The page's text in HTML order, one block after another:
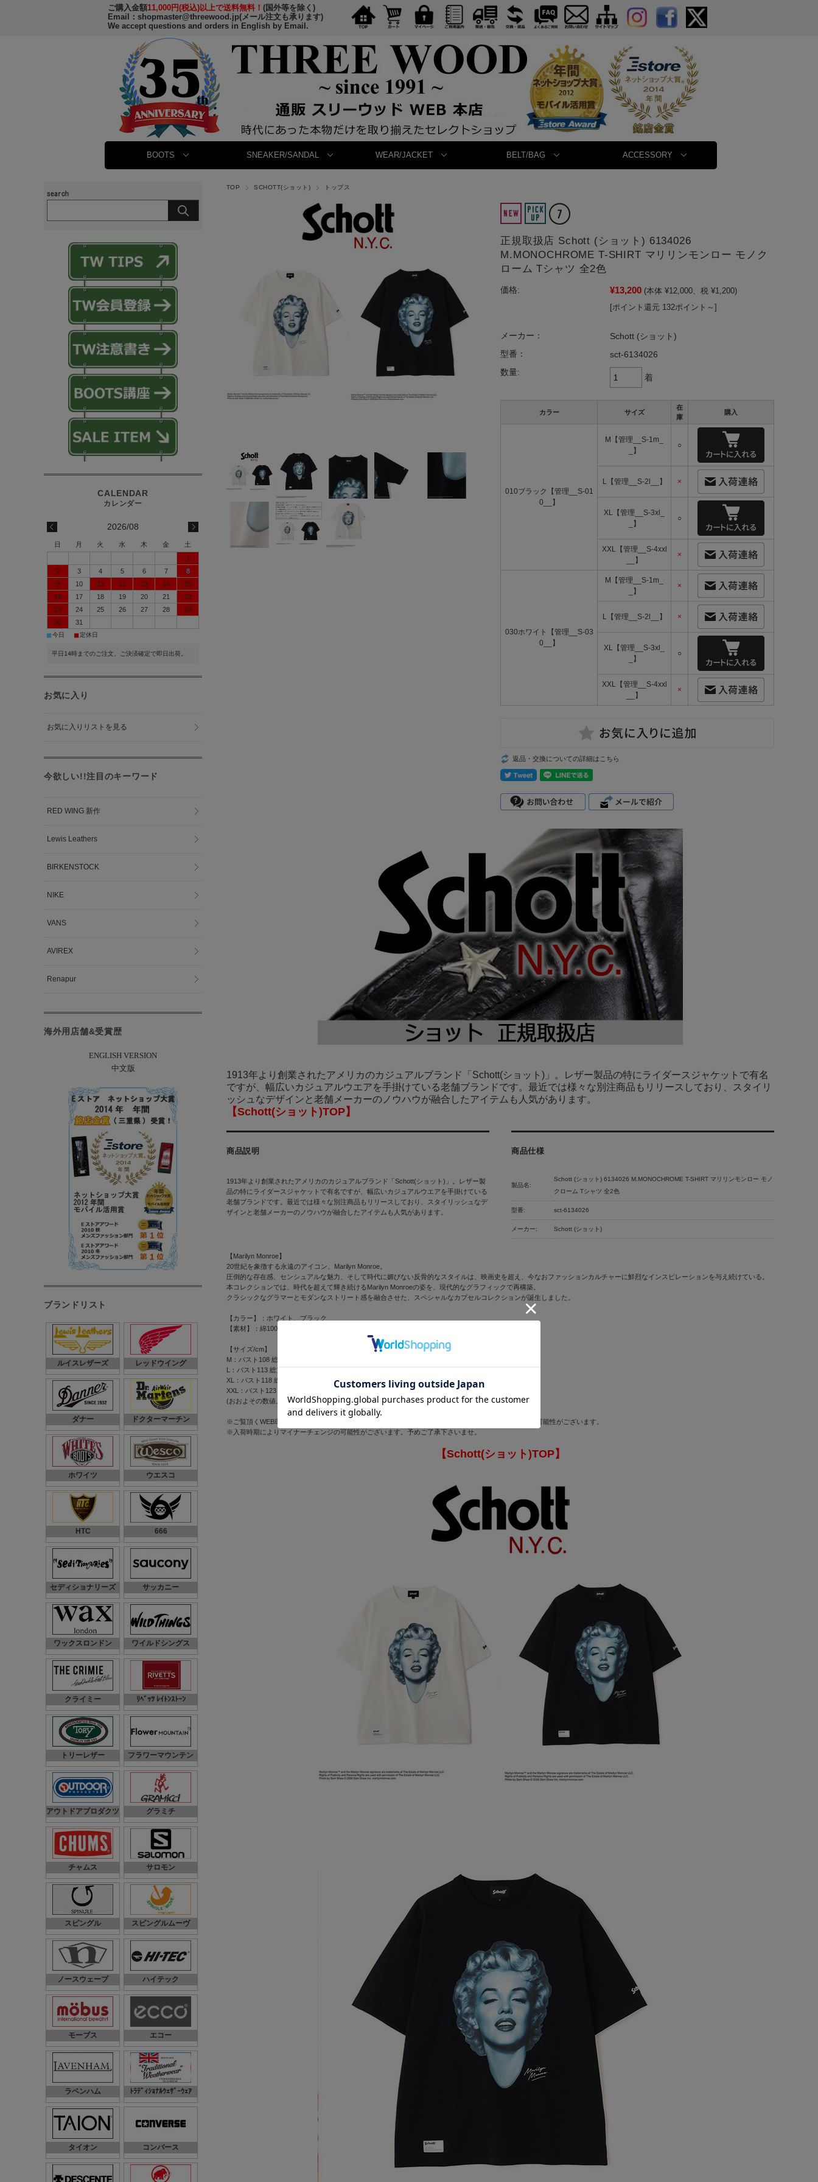
ご購入金額11,000円(税込)以上で送料無料！ (国外等を除く)
Email： shopmaster@threewood.jp(メール注文も承ります)
We accept questions and orders in English by Email.
BOOTS SNEAKER/SANDAL WEAR/JACKET BELT/BAG ACCESSORY
TOP SCHOTT(ショット) トップス
正規取扱店 Schott (ショット) 6134026
M.MONOCHROME T-SHIRT マリリンモンロー モノク
ローム Tシャツ 全2色
価格: ¥13,200 (本体 ¥12,000、税 ¥1,200)
[ポイント還元 132ポイント～]
メーカー：
Schott (ショット)
型番：
sct-6134026
数量:
着
カラー サイズ
在
庫
購入
010ブラック【管理__S-01
0__】
M【管理__S-1m_
_】
○
L【管理__S-2l__】 ×
XL【管理__S-3xl_
_】
○
XXL【管理__S-4xxl
__】
×
030ホワイト【管理__S-03
0__】
M【管理__S-1m_
_】
×
L【管理__S-2l__】 ×
XL【管理__S-3xl_
_】
○
XXL【管理__S-4xxl
__】
×
返品・交換についての詳細はこちら
1913年より創業されたアメリカのカジュアルブランド「Schott(ショット)」。レザー製品の特にライダースジャケットで有名
ですが、幅広いカジュアルウエアを手掛けている老舗ブランドです。最近では様々な別注商品もリリースしており、スタイリ
ッシュなデザインと老舗メーカーのノウハウが融合したアイテムも人気があります。
【Schott(ショット)TOP】
商品説明
1913年より創業されたアメリカのカジュアルブランド「Schott(ショット)」。レザー製
品の特にライダースジャケットで有名ですが、幅広いカジュアルウエアを手掛けている
老舗ブランドです。最近では様々な別注商品もリリースしており、スタイリッシュなデ
ザインと老舗メーカーのノウハウが融合したアイテムも人気があります。
商品仕様
製品名:
Schott (ショット) 6134026 M.MONOCHROME T-SHIRT マリリンモンロー モノ
クローム Tシャツ 全2色
型番: sct-6134026
メーカー: Schott (ショット)
【Marilyn Monroe】
20世紀を象徴する永遠のアイコン、Marilyn Monroe。
圧倒的な存在感、センシュアルな魅力、そして時代に媚びない反骨的なスタイルは、映画史を超え、今なおファッションカルチャーに鮮烈なインスピレーションを与え続けている。
本コレクションでは、時代を超えて輝き続けるMarilyn Monroeの姿を、現代的なグラフィックで再構築。
クラシックなグラマーとモダンなストリート感を融合させた、スペシャルなカプセルコレクションが誕生しました。
【カラー】：ホワイト、ブラック
【素材】：綿100%
【サイズ/cm】
M：バスト108 総丈66 肩幅48 袖丈21.5
L：バスト113 総丈69 肩幅50 袖丈22.5
XL：バスト118 総丈72 肩幅52 袖丈23.5
XXL：バスト123 総丈73.5 肩幅54 袖丈24.5
(おおよその数値。)
※ご覧頂くWEB環境(PC・スマートフォンの画面設定)によりまして、色の見え方や色彩が実物と異なる可能性がございます。
※入荷時期によりマイナーチェンジの可能性がございます。予めご了承下さいませ。
【Schott(ショット)TOP】
2026/08
日 月 火 水 木 金
土
1
2
3 4 5 6 7
8
9
10 11 12 13 14
15
16
17 18 19 20 21
22
23
24 25 26 27 28
29
30
31
■今日 ■ 定休日
平日14時までのご注文、ご決済確定で即日出荷。
お気に入り
お気に入りリストを見る
今欲しい!!注目のキーワード
RED WING 新作
Lewis Leathers
BIRKENSTOCK
NIKE
VANS
AVIREX
Renapur
海外用店舗&受賞歴
ENGLISH VERSION
中文版
ブランドリスト
ルイスレザーズ レッドウイング
ダナー ドクターマーチン
ホワイツ ウエスコ
HTC 666
セディショナリーズ サッカニー
ワックスロンドン ワイルドシングス
クライミー ﾘﾍﾞｯﾂ ﾚｲﾄﾝｽﾄｰﾝ
トリーレザー フラワーマウンテン
アウトドアプロダクツ グラミチ
チャムス サロモン
スピングル スピングルムーヴ
ノースウェーブ ハイテック
モーブス エコー
ラベンハム ﾄﾗﾃﾞｨｼｮﾅﾙｳｪｻﾞｰｳｪｱ
タイオン コンバース